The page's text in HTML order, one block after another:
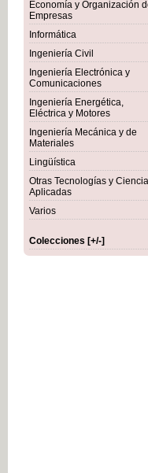
Economía y Organización
Empresas
Informática
Ingeniería Civil
Ingeniería Electrónica y
Comunicaciones
Ingeniería Energética,
Eléctrica y Motores
Ingeniería Mecánica y de
Materiales
Lingüística
Otras Tecnologías y
Aplicadas
Varios
Colecciones [+/-]